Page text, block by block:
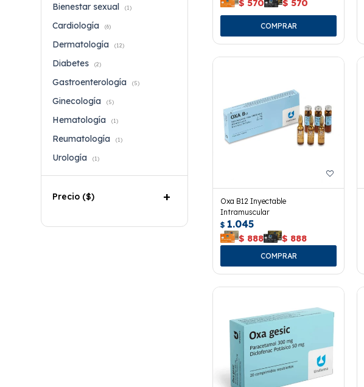
$ 570 $ 570
Oxa B12 Inyectable
Intramuscular
$ 1.045
$ 888 $ 888
Bienestar sexual (1)
Cardiología (6)
Dermatología (12)
Diabetes (2)
Gastroenterología (5)
Ginecología (5)
Hematología (1)
Reumatología (1)
Urología (1)
Precio ($)